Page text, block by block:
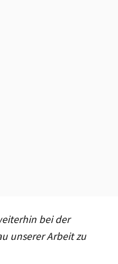
bei der
unserer Arbeit zu